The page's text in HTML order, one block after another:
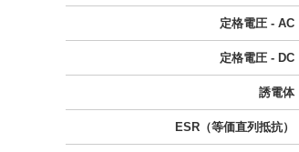
定格電圧 - AC
定格電圧 - DC
誘電体
ESR（等価直列抵抗）